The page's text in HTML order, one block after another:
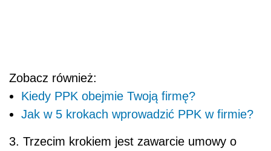
Zobacz również:
Kiedy PPK obejmie Twoją firmę?
Jak w 5 krokach wprowadzić PPK w firmie?
3. Trzecim krokiem jest zawarcie umowy o